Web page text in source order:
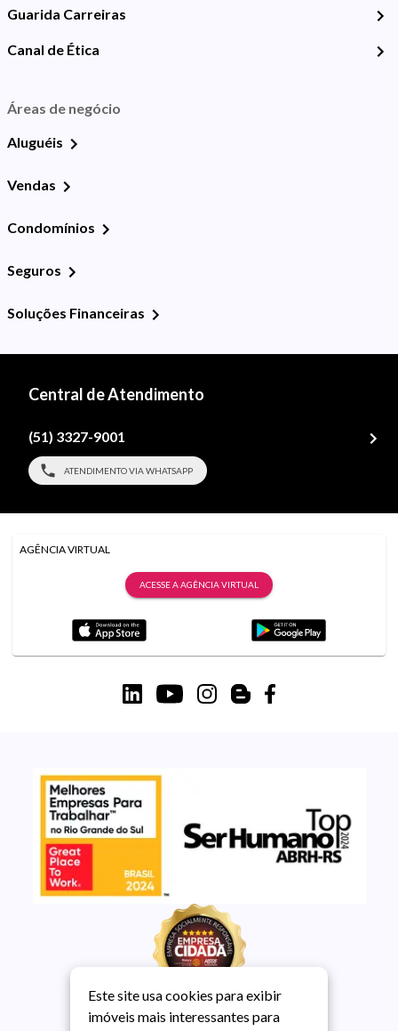
Guarida Carreiras
Canal de Ética
Áreas de negócio
Aluguéis
Vendas
Condomínios
Seguros
Soluções Financeiras
Central de Atendimento
(51) 3327-9001
ATENDIMENTO VIA WHATSAPP
AGÊNCIA VIRTUAL
ACESSE A AGÊNCIA VIRTUAL
Este site usa cookies para exibir
imóveis mais interessantes para